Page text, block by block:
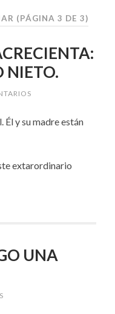
(PÁGINA 3 DE 3)
NIETO.
y su madre están
extarordinario
UNA